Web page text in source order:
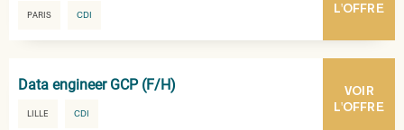
PARIS CDI
L'OFFRE
LILLE CDI
Data engineer GCP (F/H)
VOIR
L'OFFRE